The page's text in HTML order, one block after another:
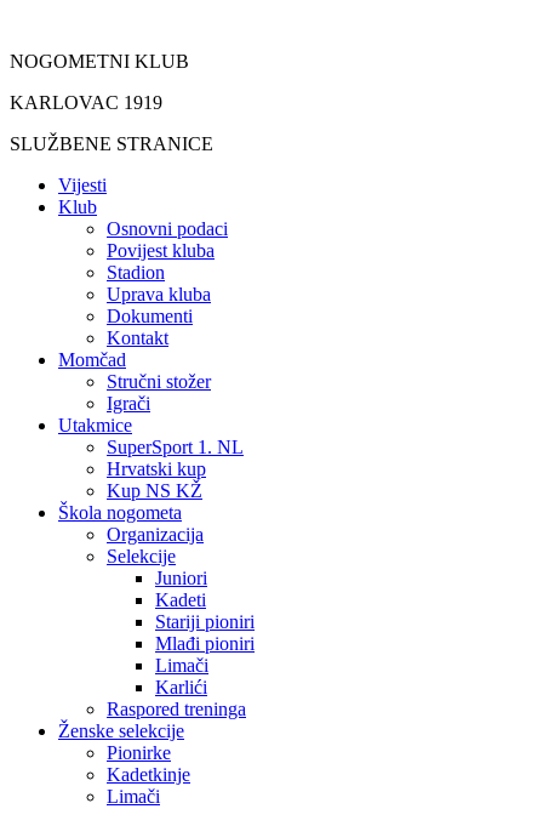
sadržaj
NOGOMETNI KLUB
KARLOVAC 1919
SLUŽBENE STRANICE
Vijesti
Klub
Osnovni podaci
Povijest kluba
Stadion
Uprava kluba
Dokumenti
Kontakt
Momčad
Stručni stožer
Igrači
Utakmice
SuperSport 1. NL
Hrvatski kup
Kup NS KŽ
Škola nogometa
Organizacija
Selekcije
Juniori
Kadeti
Stariji pioniri
Mlađi pioniri
Limači
Karlići
Raspored treninga
Ženske selekcije
Pionirke
Kadetkinje
Limači